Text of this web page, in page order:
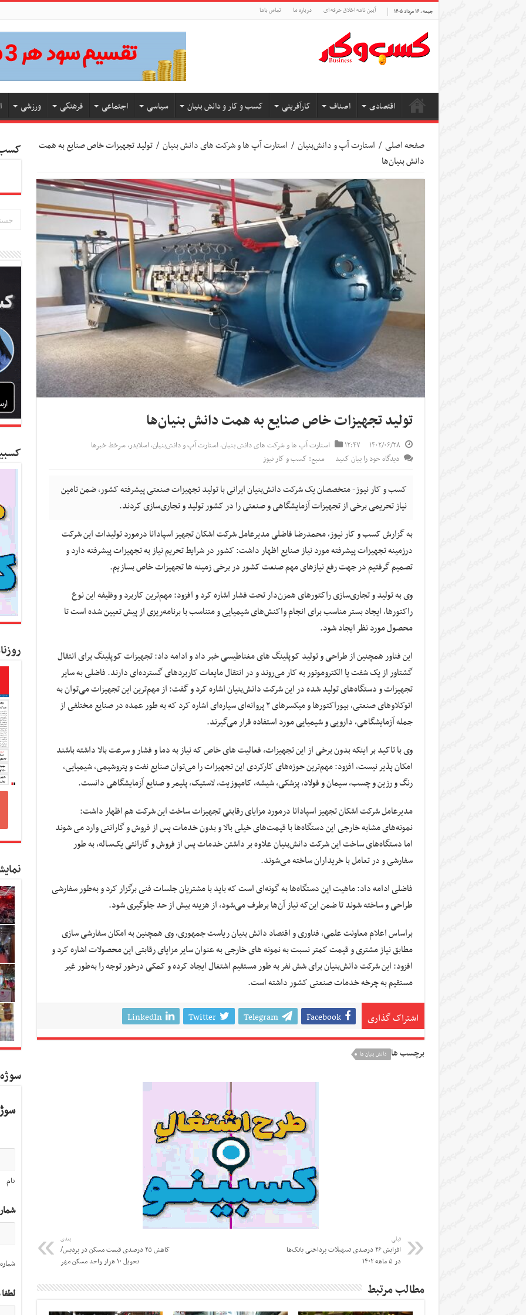
جمعه , ۱۶ مرداد ۱۴۰۵ آیین نامه اخلاق حرفه ای درباره ما تماس باما
اقتصادی اصناف کارآفرینی کسب و کار و دانش بنیان سیاسی اجتماعی فرهنگی ورزشی
صفحه اصلی / استارت آپ‌ و دانش‌بنیان‌ / استارت آپ ها و شرکت های دانش بنیان / تولید تجهیزات خاص صنایع به همت
دانش بنیان‌ها
تولید تجهیزات خاص صنایع به همت دانش بنیان‌ها
۱۴۰۲/۰۶/۲۸ ۱۲:۴۷ استارت آپ ها و شرکت های دانش بنیان,استارت آپ‌ و دانش‌بنیان‌,اسلایدر,سرخط خبرها
دیدگاه خود را بیان کنید
منبع: کسب و کار نیوز
کسب و کار نیوز- متخصصان یک شرکت دانش‌بنیان ایرانی با تولید تجهیزات صنعتی پیشرفته کشور، ضمن تامین
نیاز تحریمی برخی از تجهیزات آزمایشگاهی و صنعتی را در کشور تولید و تجاری‌سازی کردند.
به گزارش کسب و کار نیوز، محمدرضا فاضلی مدیرعامل شرکت اشکان تجهیز اسپادانا درمورد تولیدات این شرکت
درزمینه تجهیزات پیشرفته مورد نیاز صنایع اظهار داشت: کشور در شرایط تحریم نیاز به تجهیزات پیشرفته دارد و
تصمیم گرفتیم در جهت رفع نیازهای مهم صنعت کشور در برخی زمینه ها تجهیزات خاص بسازیم.
وی به تولید و تجاری‌سازی راکتورهای همزن‌دار تحت فشار اشاره کرد و افزود: مهم‌ترین کاربرد و وظیفه این نوع
راکتورها، ایجاد بستر مناسب برای انجام واکنش‌های شیمیایی و متناسب با برنامه‌ریزی از پیش تعیین شده است تا
محصول مورد نظر ایجاد شود.
این فناور همچنین از طراحی و تولید کوپلینگ های مغناطیسی خبر داد و ادامه داد: تجهیزات کوپلینگ برای انتقال
گشتاور از یک شفت یا الکتروموتور به کار می‌روند و در انتقال مایعات کاربردهای گسترده‌ای دارند. فاضلی به سایر
تجهیزات و دستگاه‌های تولید شده در این شرکت دانش‌بنیان اشاره کرد و گفت: از مهم‌ترین این تجهیزات می‌توان به
اتوکلاوهای صنعتی، بیوراکتورها و میکسرهای ۲ پروانه‌ای سیاره‌ای اشاره کرد که به طور عمده در صنایع مختلفی از
جمله آزمایشگاهی، دارویی و شیمیایی مورد استفاده قرار می‌گیرند.
وی با تاکید بر اینکه بدون برخی از این تجهیزات، فعالیت های خاص که نیاز به دما و فشار و سرعت بالا داشته باشند
امکان پذیر نیست، افزود: مهم‌ترین حوزه‌های کارکردی این تجهیزات را می‌توان صنایع نفت و پتروشیمی، شیمیایی،
رنگ و رزین و چسب، سیمان و فولاد، پزشکی، شیشه، کامپوزیت، لاستیک، پلیمر و صنایع آزمایشگاهی دانست.
مدیرعامل شرکت اشکان تجهیز اسپادانا درمورد مزایای رقابتی تجهیزات ساخت این شرکت هم اظهار داشت:
نمونه‌های مشابه خارجی این دستگاه‌ها با قیمت‌های خیلی بالا و بدون خدمات پس از فروش و گارانتی وارد می شوند
اما دستگاه‌های ساخت این شرکت دانش‌بنیان علاوه بر داشتن خدمات پس از فروش و گارانتی یک‌ساله، به طور
سفارشی و در تعامل با خریداران ساخته می‌شوند.
فاضلی ادامه داد: ماهیت این دستگاه‌ها به گونه‌ای است که باید با مشتریان جلسات فنی برگزار کرد و به‌طور سفارشی
طراحی و ساخته شوند تا ضمن این‌که نیاز آن‌ها برطرف می‌شود، از هزینه بیش از حد جلوگیری شود.
براساس اعلام معاونت علمی، فناوری و اقتصاد دانش بنیان ریاست جمهوری، وی همچنین به امکان سفارشی سازی
مطابق نیاز مشتری و قیمت کمتر نسبت به نمونه های خارجی به عنوان سایر مزایای رقابتی این محصولات اشاره کرد و
افزود: این شرکت دانش‌بنیان برای شش نفر به طور مستقیم اشتغال ایجاد کرده و کمکی درخور توجه را به‌طور غیر
مستقیم به چرخه خدمات صنعتی کشور داشته است.
اشتراک گذاری Facebook
Telegram
Twitter
LinkedIn
برچسب ها دانش بنیان ها
قبلی
افزایش ۲۶ درصدی تسهیلات پرداختی بانک‌ها
در ۵ ماهه ۱۴۰۲
بعدی
کاهش ۲۵ درصدی قیمت مسکن در پردیس/
تحویل ۱۰ هزار واحد مسکن مهر
مطالب مرتبط
کسب
نام